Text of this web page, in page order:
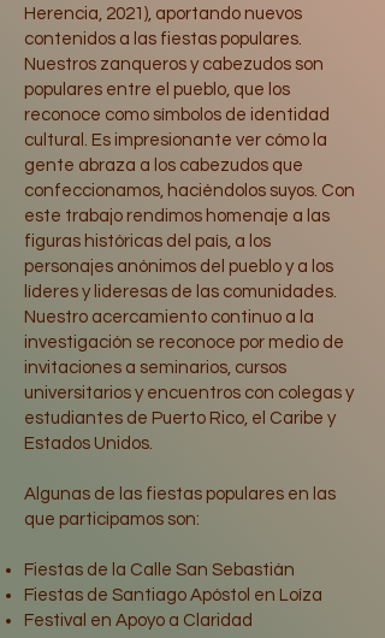
Herencia, 2021), aportando nuevos
contenidos a las fiestas populares.
Nuestros zanqueros y cabezudos son
populares entre el pueblo, que los
reconoce como símbolos de identidad
cultural. Es impresionante ver cómo la
gente abraza a los cabezudos que
confeccionamos, haciéndolos suyos. Con
este trabajo rendimos homenaje a las
figuras históricas del país, a los
personajes anónimos del pueblo y a los
líderes y lideresas de las comunidades.
Nuestro acercamiento continuo a la
investigación se reconoce por medio de
invitaciones a seminarios, cursos
universitarios y encuentros con colegas y
estudiantes de Puerto Rico, el Caribe y
Estados Unidos.
Algunas de las fiestas populares en las
que participamos son:
Fiestas de la Calle San Sebastián
Fiestas de Santiago Apóstol en Loíza
Festival en Apoyo a Claridad